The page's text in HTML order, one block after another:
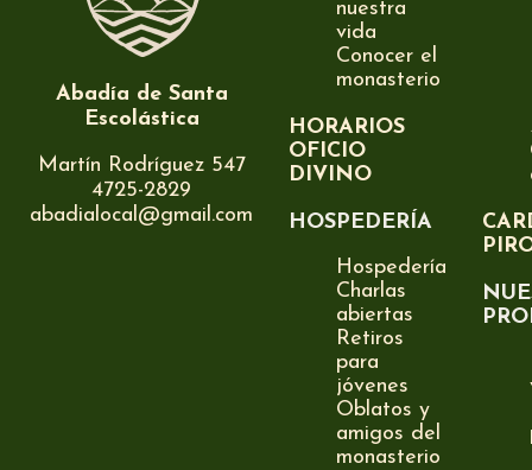
Abadía de Santa
Escolástica
Martín Rodríguez 547
4725-2829
abadialocal@gmail.com
nuestra
vida
Conocer el
monasterio
HORARIOS
OFICIO
DIVINO
HOSPEDERÍA
Hospedería
Charlas
abiertas
Retiros
para
jóvenes
Oblatos y
amigos del
monasterio